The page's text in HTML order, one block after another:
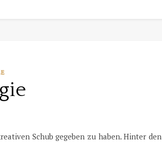
Schub gegeben zu haben. Hinter den